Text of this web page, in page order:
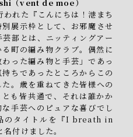
（vent de moe）
れた『こんにちは！港まち
展示枠として、お邪魔させ
部とは、ニッティングアー
町の編み物クラブ。偶然に
った編み物と手芸」であっ
ちであったところからこの
。歳を重ねてきた皆様への
も皆共通で、それは誰かか
手芸へのピュアな喜びでし
のタイトルを『I breath in
付けました。